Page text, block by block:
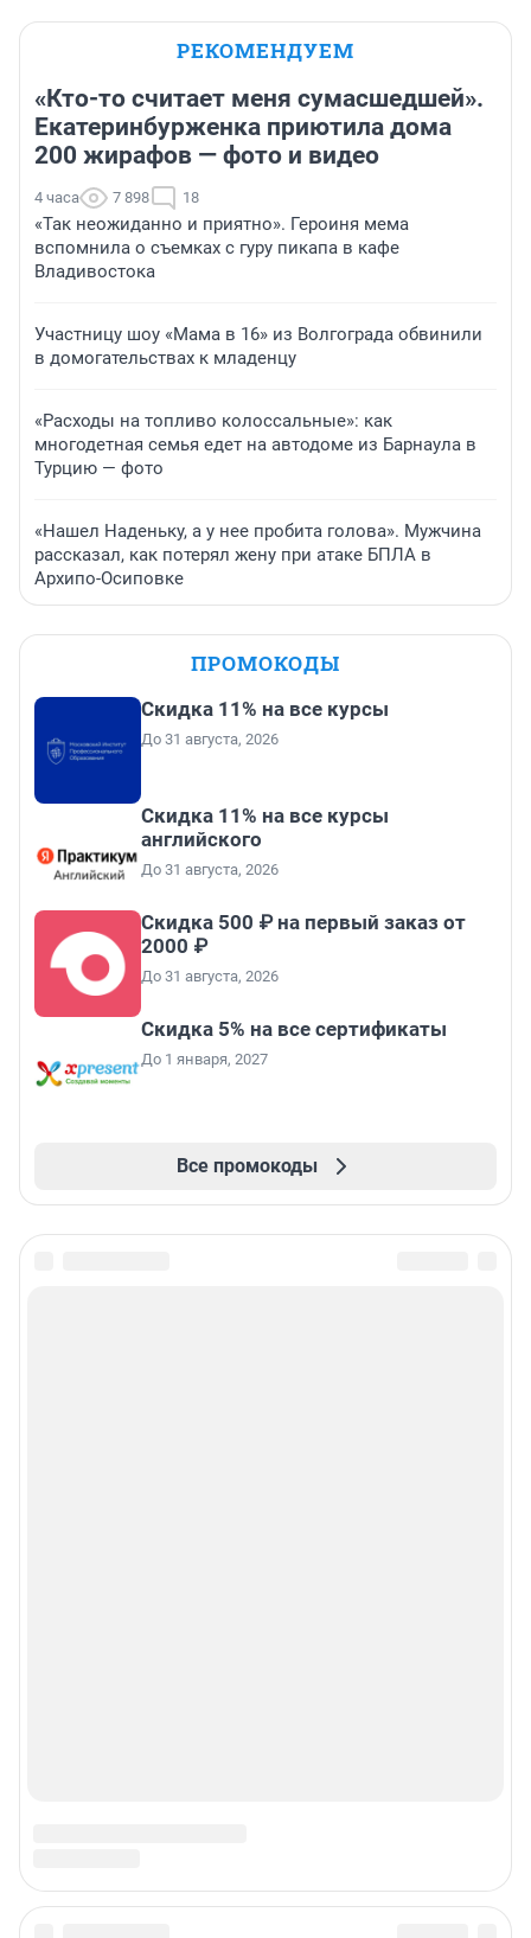
РЕКОМЕНДУЕМ
«Кто-то считает меня сумасшедшей».
Екатеринбурженка приютила дома
200 жирафов — фото и видео
4 часа 7 898 18
«Так неожиданно и приятно». Героиня мема
вспомнила о съемках с гуру пикапа в кафе
Владивостока
Участницу шоу «Мама в 16» из Волгограда обвинили
в домогательствах к младенцу
«Расходы на топливо колоссальные»: как
многодетная семья едет на автодоме из Барнаула в
Турцию — фото
«Нашел Наденьку, а у нее пробита голова». Мужчина
рассказал, как потерял жену при атаке БПЛА в
Архипо-Осиповке
ПРОМОКОДЫ
Скидка 11% на все курсы
До 31 августа, 2026
Скидка 11% на все курсы
английского
До 31 августа, 2026
Скидка 500 ₽ на первый заказ от
2000 ₽
До 31 августа, 2026
Скидка 5% на все сертификаты
До 1 января, 2027
Все промокоды